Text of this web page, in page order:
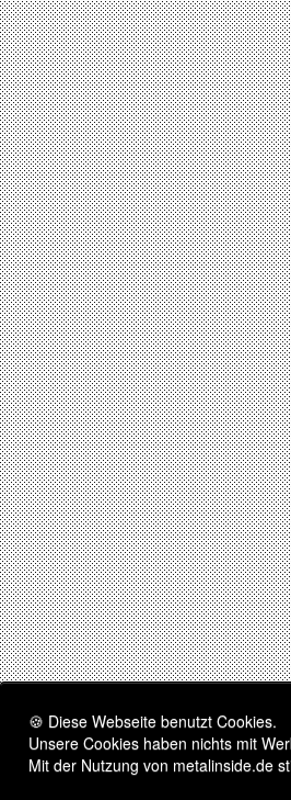
🍪 Diese Webseite benutzt Cookies.
Unsere Cookies haben nichts mit
Mit der Nutzung von metalinside.de